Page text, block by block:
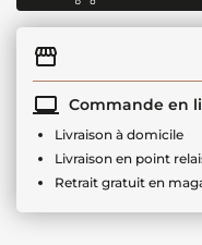
Commande en
Livraison à domicile
Livraison en point
Retrait gratuit en